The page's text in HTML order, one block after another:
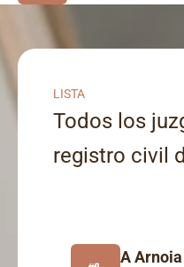
LISTA
Todos los
registro civil
A Arnoia